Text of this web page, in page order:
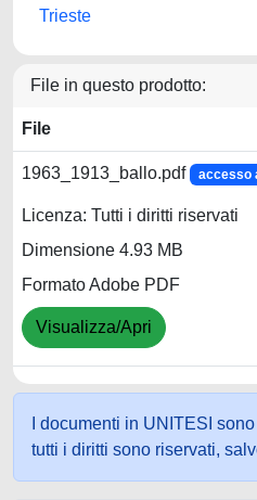
Trieste
File in questo prodotto:
File
1963_1913_ballo.pdf accesso
Licenza: Tutti i diritti riservati
Dimensione 4.93 MB
Formato Adobe PDF
Visualizza/Apri
I documenti in UNITESI
tutti i diritti sono riservati,